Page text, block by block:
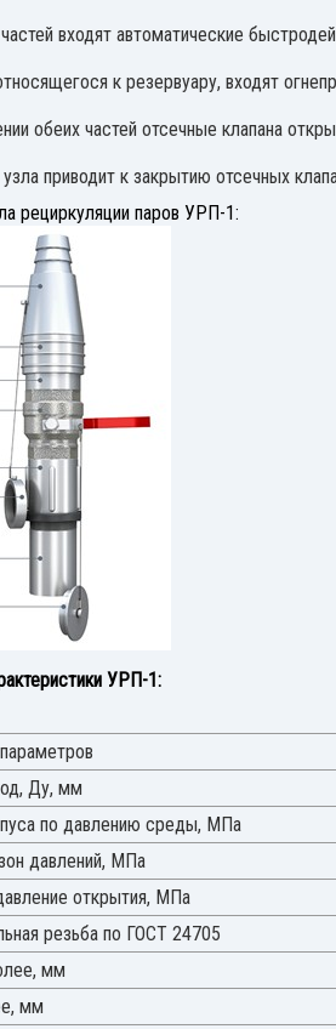
входят автоматические
к резервуару, входят
обеих частей отсечные клапана
приводит к закрытию отсечных
рециркуляции паров УРП-1:
УРП-1:
Ду, мм
по давлению среды, МПа
давлений, МПа
открытия, МПа
резьба по ГОСТ 24705
мм
мм